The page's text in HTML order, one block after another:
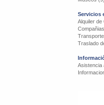
Servicios
Alquiler de
Traslado
Asistencia